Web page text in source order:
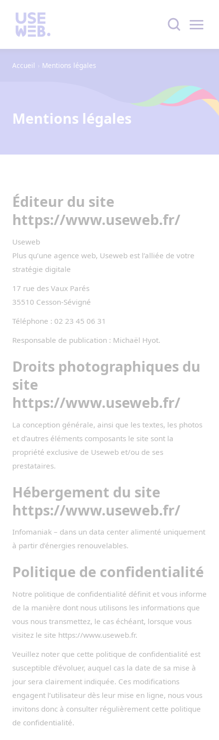
Accueil Mentions légales
Mentions légales
Éditeur du site
https://www.useweb.fr/
Useweb
Plus qu’une agence web, Useweb est l’alliée de votre
stratégie digitale
17 rue des Vaux Parés
35510 Cesson-Sévigné
Téléphone : 02 23 45 06 31
Responsable de publication : Michaël Hyot.
Droits photographiques du
site
https://www.useweb.fr/
La conception générale, ainsi que les textes, les photos
et d’autres éléments composants le site sont la
propriété exclusive de Useweb et/ou de ses
prestataires.
Hébergement du site
https://www.useweb.fr/
Infomaniak – dans un data center alimenté uniquement
à partir d’énergies renouvelables.
Politique de confidentialité
Notre politique de confidentialité définit et vous informe
de la manière dont nous utilisons les informations que
vous nous transmettez, le cas échéant, lorsque vous
visitez le site https://www.useweb.fr.
Veuillez noter que cette politique de confidentialité est
susceptible d’évoluer, auquel cas la date de sa mise à
jour sera clairement indiquée. Ces modifications
engagent l’utilisateur dès leur mise en ligne, nous vous
invitons donc à consulter régulièrement cette politique
de confidentialité.